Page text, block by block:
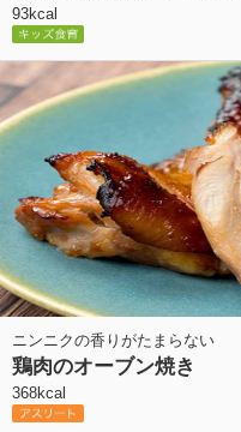
93kcal
ニンニクの香りがたまらない
鶏肉のオーブン焼き
368kcal